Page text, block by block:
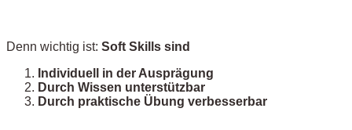
Denn wichtig ist: Soft Skills sind
Individuell in der Ausprägung
Durch Wissen unterstützbar
Durch praktische Übung verbesserbar